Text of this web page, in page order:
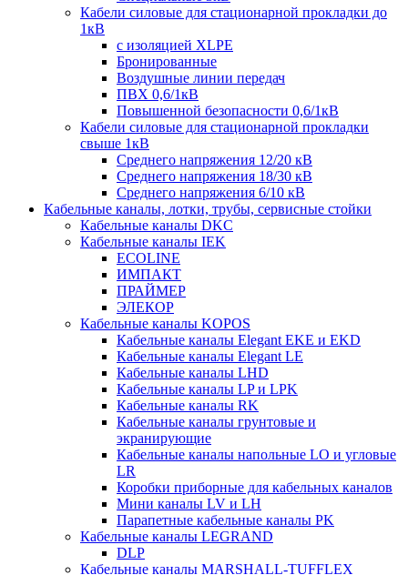
Кабели силовые для стационарной прокладки до
1кВ
c изоляцией XLPE
Бронированные
Воздушные линии передач
ПВХ 0,6/1кВ
Повышенной безопасности 0,6/1кВ
Кабели силовые для стационарной прокладки
свыше 1кВ
Среднего напряжения 12/20 кВ
Среднего напряжения 18/30 кВ
Среднего напряжения 6/10 кВ
Кабельные каналы, лотки, трубы, сервисные стойки
Кабельные каналы DKC
Кабельные каналы IEK
ECOLINE
ИМПАКТ
ПРАЙМЕР
ЭЛЕКОР
Кабельные каналы KOPOS
Кабельные каналы Elegant EKE и EKD
Кабельные каналы Elegant LE
Кабельные каналы LHD
Кабельные каналы LP и LPK
Кабельные каналы RK
Кабельные каналы грунтовые и
экранирующие
Кабельные каналы напольные LO и угловые
LR
Коробки приборные для кабельных каналов
Мини каналы LV и LH
Парапетные кабельные каналы PK
Кабельные каналы LEGRAND
DLP
Кабельные каналы MARSHALL-TUFFLEX